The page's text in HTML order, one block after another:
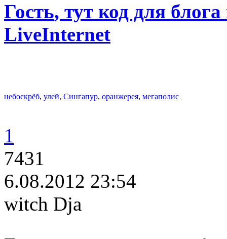
Гость, тут код для
LiveInternet
небоскрёб, улей, Сингапур, оранжерея, мегаполис
1
7431
6.08.2012 23:54
witch Dja